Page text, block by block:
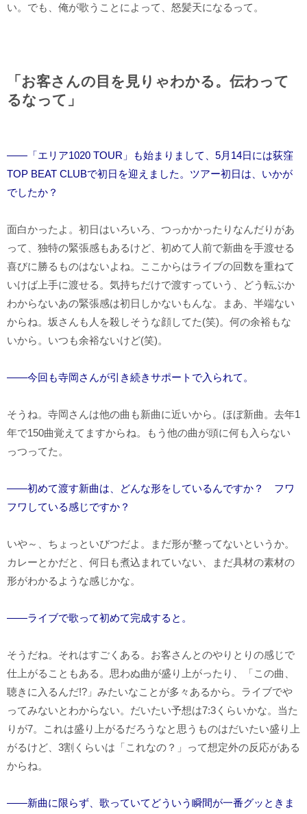
い。でも、俺が歌うことによって、怒髪天になるって。
「お客さんの目を見りゃわかる。伝わって
るなって」
――「エリア1020 TOUR」も始まりまして、5月14日には荻窪
TOP BEAT CLUBで初日を迎えました。ツアー初日は、いかが
でしたか？
面白かったよ。初日はいろいろ、つっかかったりなんだりがあ
って、独特の緊張感もあるけど、初めて人前で新曲を手渡せる
喜びに勝るものはないよね。ここからはライブの回数を重ねて
いけば上手に渡せる。気持ちだけで渡すっていう、どう転ぶか
わからないあの緊張感は初日しかないもんな。まあ、半端ない
からね。坂さんも人を殺しそうな顔してた(笑)。何の余裕もな
いから。いつも余裕ないけど(笑)。
――今回も寺岡さんが引き続きサポートで入られて。
そうね。寺岡さんは他の曲も新曲に近いから。ほぼ新曲。去年1
年で150曲覚えてますからね。もう他の曲が頭に何も入らない
っつってた。
――初めて渡す新曲は、どんな形をしているんですか？ フワ
フワしている感じですか？
いや～、ちょっといびつだよ。まだ形が整ってないというか。
カレーとかだと、何日も煮込まれていない、まだ具材の素材の
形がわかるような感じかな。
――ライブで歌って初めて完成すると。
そうだね。それはすごくある。お客さんとのやりとりの感じで
仕上がることもある。思わぬ曲が盛り上がったり、「この曲、
聴きに入るんだ!?」みたいなことが多々あるから。ライブでや
ってみないとわからない。だいたい予想は7:3くらいかな。当た
りが7。これは盛り上がるだろうなと思うものはだいたい盛り上
がるけど、3割くらいは「これなの？」って想定外の反応がある
からね。
――新曲に限らず、歌っていてどういう瞬間が一番グッときま